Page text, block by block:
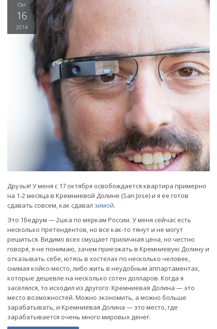
Окт
16
2014
Друзья! У меня с 17 октября освобождается квартира примерно
на 1-2 месяца в Кремниевой Долине (San Jose) и я ее готов
сдавать совсем, как сдавал зимой.
Это 1бедрум — 2шка по меркам России. У меня сейчас есть
несколько претендентов, но все как-то тянут и не могут
решиться. Видимо всех смущает приличная цена, но честно
говоря, я не понимаю, зачем приезжать в Кремниевую Долину и
отказывать себе, ютясь в хостелах по несколько человек,
снимая койко-место, либо жить в неудобным аппартаментах,
которые дешевле на несколько сотен долларов. Когда я
заселялся, то исходил из другого: Кремниевая Долина — это
место возможностей. Можно экономить, а можно больше
зарабатывать, и Кремниевая Долина — это место, где
зарабатывается очень много мировых денег.